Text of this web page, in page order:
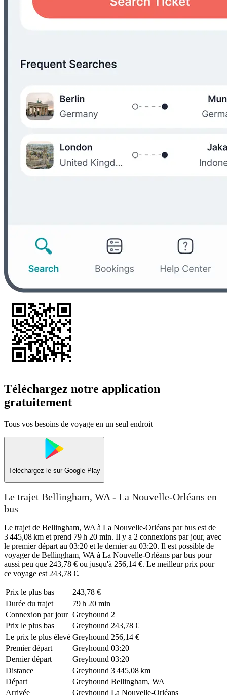
Téléchargez notre application
gratuitement
Tous vos besoins de voyage en un seul endroit
Téléchargez-le sur Google Play
Le trajet Bellingham, WA - La Nouvelle-Orléans en
bus
Le trajet de Bellingham, WA à La Nouvelle-Orléans par bus est de
3 445,08 km et prend 79 h 20 min. Il y a 2 connexions par jour, avec
le premier départ au 03:20 et le dernier au 03:20. Il est possible de
voyager de Bellingham, WA à La Nouvelle-Orléans par bus pour
aussi peu que 243,78 € ou jusqu'à 256,14 €. Le meilleur prix pour
ce voyage est 243,78 €.
Prix ​​le plus bas
243,78 €
Durée du trajet
79 h 20 min
Connexion par jour Greyhound 2
Prix ​​le plus bas
Greyhound 243,78 €
Le prix le plus élevé Greyhound 256,14 €
Premier départ
Greyhound 03:20
Dernier départ
Greyhound 03:20
Distance
Greyhound 3 445,08 km
Départ
Greyhound Bellingham, WA
Arrivée
Greyhound La Nouvelle-Orléans